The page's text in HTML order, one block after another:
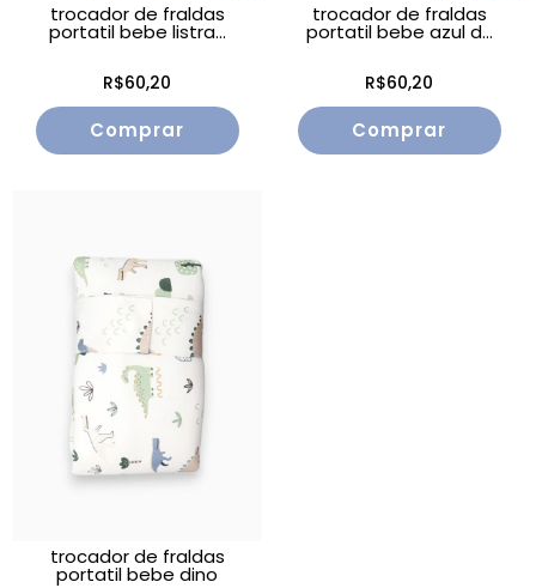
trocador de fraldas
portatil bebe listra...
R$60,20
Comprar
trocador de fraldas
portatil bebe azul d...
R$60,20
trocador de fraldas
portatil bebe dino